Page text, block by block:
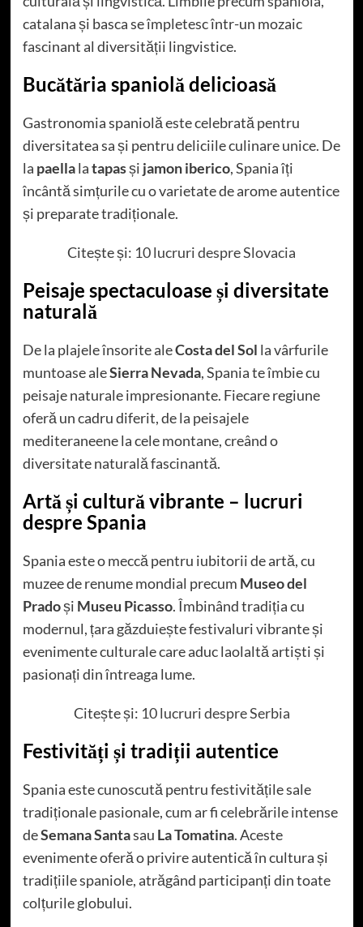
catalana și basca se împletesc într-un mozaic
fascinant al diversității lingvistice.
Bucătăria spaniolă delicioasă
Gastronomia spaniolă este celebrată pentru
diversitatea sa și pentru deliciile culinare unice. De
la paellalatapasși jamon iberico, Spania îți
încântă simțurile cu o varietate de arome autentice
și preparate tradiționale.
Citește și: 10 lucruri despre Slovacia
Peisaje spectaculoase și diversitate
naturală
De la plajele însorite aleCosta del Sol la vârfurile
muntoase aleSierra Nevada, Spania te îmbie cu
peisaje naturale impresionante. Fiecare regiune
oferă un cadru diferit, de la peisajele
mediteraneene la cele montane, creând o
diversitate naturală fascinantă.
Artă și cultură vibrante – lucruri
despre Spania
Spania este o meccă pentru iubitorii de artă, cu
muzee de renume mondial precum Museo del
Pradoși Museu Picasso. Îmbinând tradiția cu
modernul, țara găzduiește festivaluri vibrante și
evenimente culturale care aduc laolaltă artiști și
pasionați din întreaga lume.
Citește și: 10 lucruri despre Serbia
Festivități și tradiții autentice
Spania este cunoscută pentru festivitățile sale
tradiționale pasionale, cum ar fi celebrările intense
deSemana Santasau La Tomatina. Aceste
evenimente oferă o privire autentică în cultura și
tradițiile spaniole, atrăgând participanți din toate
colțurile globului.